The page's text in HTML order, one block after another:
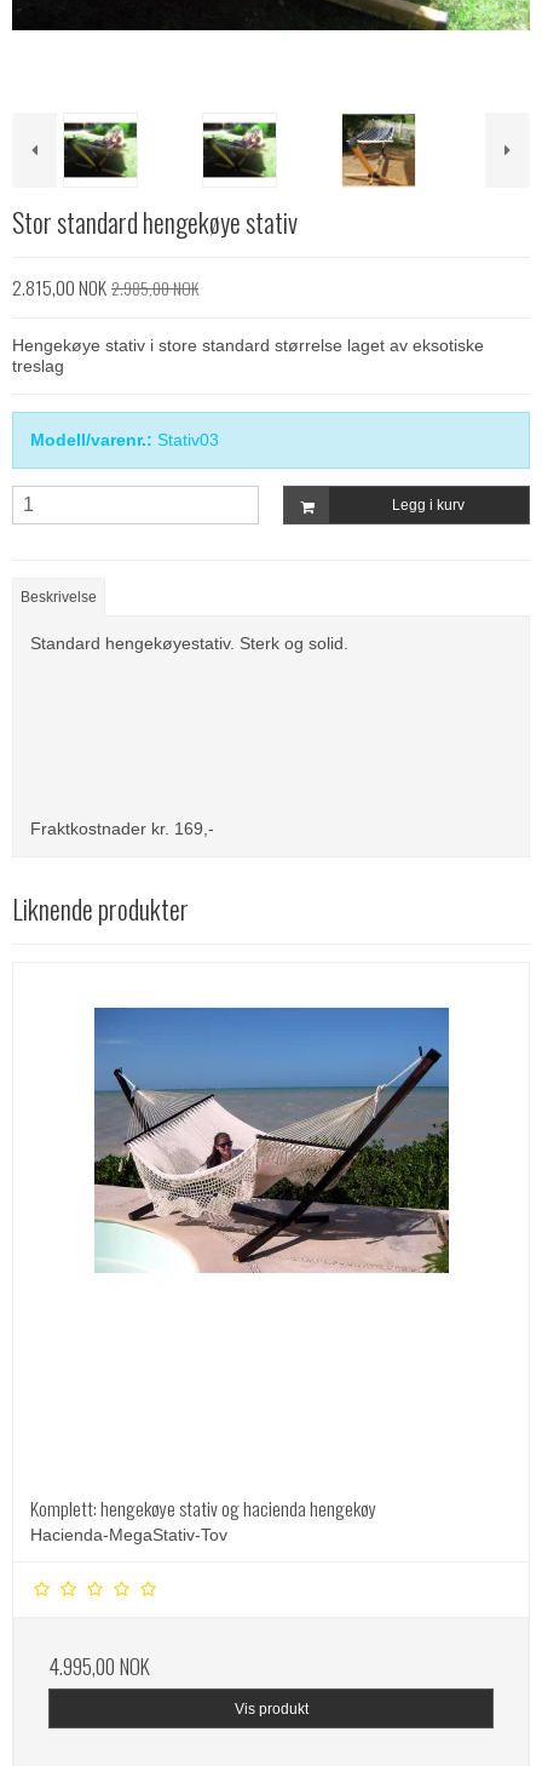
Stor standard hengekøye stativ
2.815,00 NOK2.985,00 NOK
Hengekøye stativ i store standard størrelse laget av eksotiske
treslag
Modell/varenr.: Stativ03
Legg i kurv
Beskrivelse
Standard hengekøyestativ. Sterk og solid.
Fraktkostnader kr. 169,-
Liknende produkter
Komplett: hengekøye stativ og hacienda hengekøy
Hacienda-MegaStativ-Tov
4.995,00 NOK
Vis produkt